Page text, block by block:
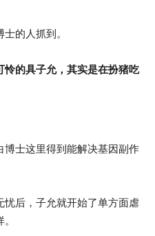
的人抓到。
怜的具子允，其实是在扮猪吃
士这里得到能解决基因副作
后，子允就开始了单方面虐